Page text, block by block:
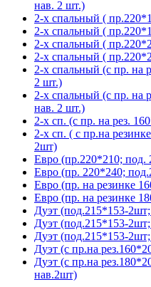
нав. 2 шт.)
2-х спальный (
2-х спальный (
2-х спальный (
2-х спальный (
2-х спальный (с пр. на
2 шт.)
2-х спальный (с пр. на
нав. 2 шт.)
2-х сп. (с пр. на рез.
2-х сп. ( с пр.на
2шт)
Евро (пр.220*210; под.
Евро (пр. 220*240;
Евро (пр. на резинке
Евро (пр. на резинке
Дуэт (под.215*153-
Дуэт (под.215*153-
Дуэт (под.215*153-
Дуэт (с пр.на
Дуэт (с пр.на
нав.2шт)